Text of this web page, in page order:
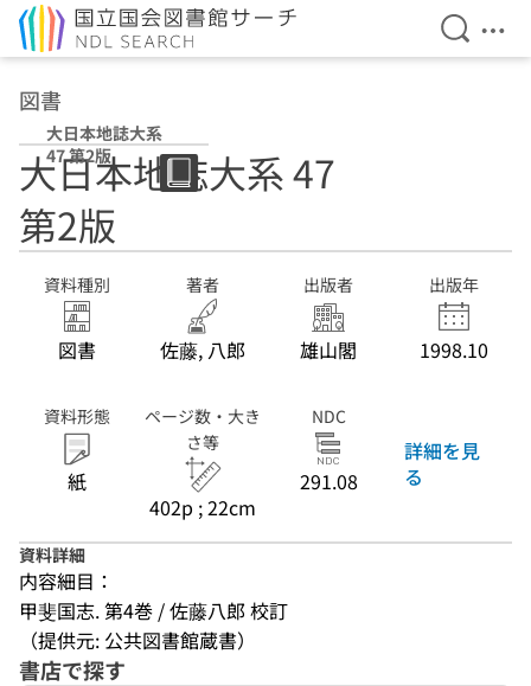
検索を
メ
図書
大日本地誌大系
47 第2版
大日本地誌大系 47
第2版
資料種別
図書
著者
佐藤, 八郎
出版者
雄山閣
出版年
1998.10
資料形態
紙
ページ数・大き
さ等
402p ; 22cm
NDC
291.08
詳細を見
る
資料詳細
内容細目：
甲斐国志. 第4巻 / 佐藤八郎 校訂
（提供元: 公共図書館蔵書）
書店で探す